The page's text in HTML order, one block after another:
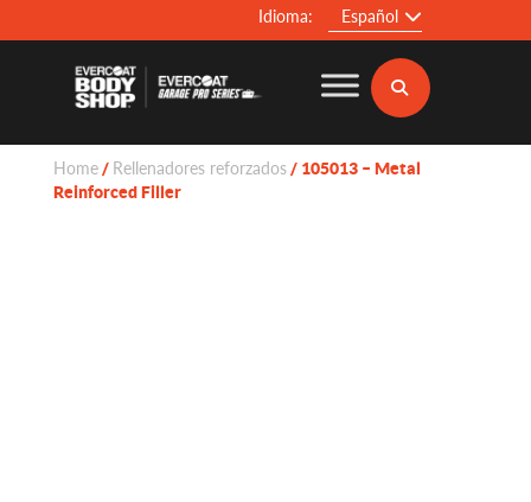
Idioma: Español
Home/ Rellenadores reforzados/ 105013 – Metal
Reinforced Filler